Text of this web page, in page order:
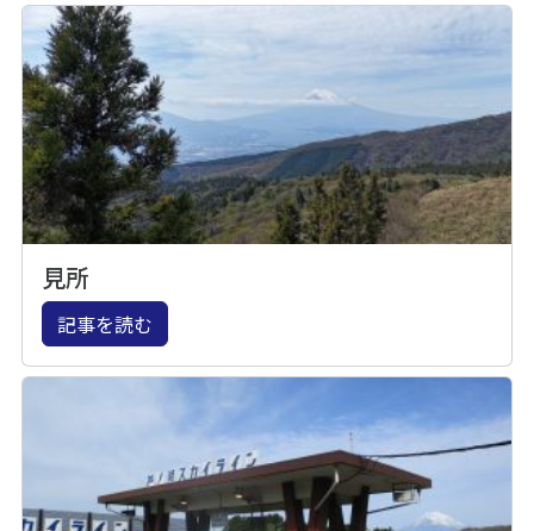
見所
記事を読む